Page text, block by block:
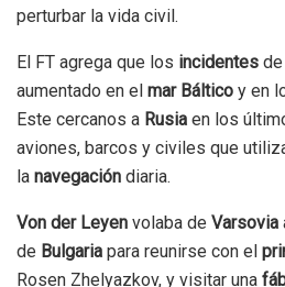
perturbar la vida civil.
El FT agrega que los incidentes de
aumentado en el mar Báltico y en
Este cercanos a Rusia en los
aviones, barcos y civiles que
la navegación diaria.
Von der Leyen volaba de Varsovia
de Bulgaria para reunirse con el
Rosen Zhelyazkov, y visitar una